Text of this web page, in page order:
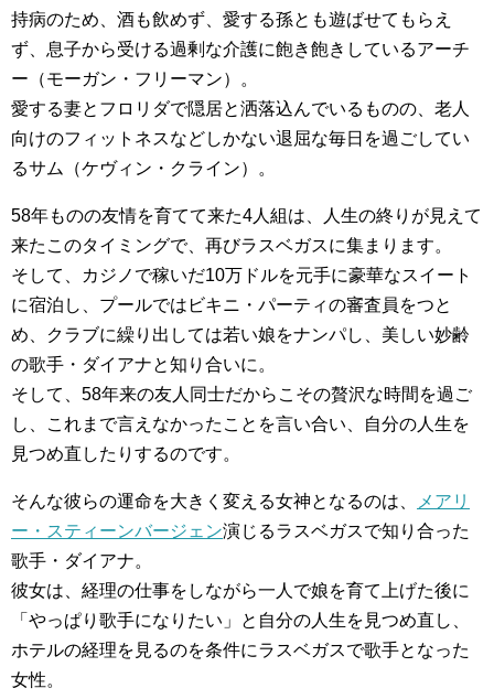
持病のため、酒も飲めず、愛する孫とも遊ばせてもらえ
ず、息子から受ける過剰な介護に飽き飽きしているアーチ
ー（モーガン・フリーマン）。
愛する妻とフロリダで隠居と洒落込んでいるものの、老人
向けのフィットネスなどしかない退屈な毎日を過ごしてい
るサム（ケヴィン・クライン）。
58年ものの友情を育てて来た4人組は、人生の終りが見えて
来たこのタイミングで、再びラスベガスに集まります。
そして、カジノで稼いだ10万ドルを元手に豪華なスイート
に宿泊し、プールではビキニ・パーティの審査員をつと
め、クラブに繰り出しては若い娘をナンパし、美しい妙齢
の歌手・ダイアナと知り合いに。
そして、58年来の友人同士だからこその贅沢な時間を過ご
し、これまで言えなかったことを言い合い、自分の人生を
見つめ直したりするのです。
そんな彼らの運命を大きく変える女神となるのは、
メアリ
ー・スティーンバージェン演じるラスベガスで知り合った
歌手・ダイアナ。
彼女は、経理の仕事をしながら一人で娘を育て上げた後に
「やっぱり歌手になりたい」と自分の人生を見つめ直し、
ホテルの経理を見るのを条件にラスベガスで歌手となった
女性。